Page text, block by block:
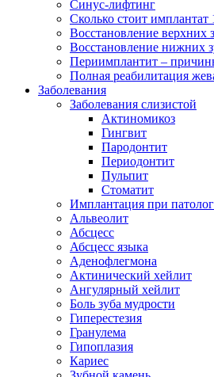
Синус-лифтинг
Сколько стоит имплантат
Восстановление верхних
Восстановление нижних
Периимплантит –
Полная реабилитация
Заболевания
Заболевания слизистой
Актиномикоз
Гингвит
Пародонтит
Периодонтит
Пульпит
Стоматит
Имплантация при
Альвеолит
Абсцесс
Абсцесс языка
Аденофлегмона
Актинический хейлит
Ангулярный хейлит
Боль зуба мудрости
Гиперестезия
Гранулема
Гипоплазия
Кариес